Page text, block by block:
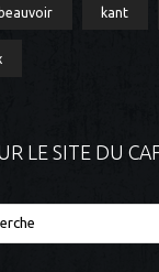
kant
LE SITE DU